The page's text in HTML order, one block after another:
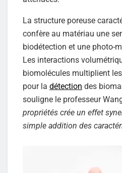
La structure poreuse
confère au matériau une
biodétection et une photo-
Les interactions
biomolécules multiplient
pour la détection des
souligne le professeur
propriétés crée un effet
simple addition des